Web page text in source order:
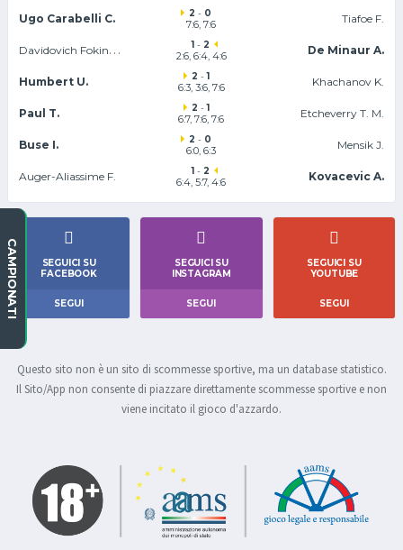
Ugo Carabelli C. 2 - 0
7:6, 7:6 Tiafoe F.
Davidovich Fokina A. 1- 2
2:6, 6:4, 4:6 De Minaur A.
Humbert U. 2 -1
6:3, 3:6, 7:6 Khachanov K.
Paul T. 2 -1
6:7, 7:6, 7:6 Etcheverry T. M.
Buse I. 2 - 0
6:0, 6:3 Mensik J.
Auger-Aliassime F. 1- 2
6:4, 5:7, 4:6 Kovacevic A.
SEGUICI SU
FACEBOOK
SEGUI
SEGUICI SU
INSTAGRAM
SEGUI
SEGUICI SU
YOUTUBE
SEGUI
Questo sito non è un sito di scommesse sportive, ma un database statistico.
Il Sito/App non consente di piazzare direttamente scommesse sportive e non
viene incitato il gioco d'azzardo.
CAMPIONATI